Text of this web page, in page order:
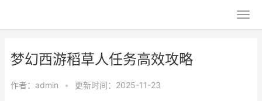
梦幻西游稻草人任务高效攻略
作者： admin • 更新时间：2025-11-23